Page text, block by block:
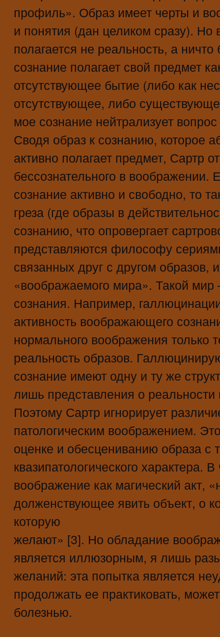
профиль». Образ имеет черты и
и понятия (дан целиком сразу). Но
полагается не реальность, а
сознание полагает свой предмет
отсутствующее бытие (либо как
отсутствующее, либо
мое сознание нейтрализует
Сводя образ к сознанию, которое
активно полагает предмет, Сартр
бессознательного в
сознание активно и свободно, то
греза (где образы в
сознанию, что опровергает
представляются философу
связанных друг с другом образов,
«воображаемого мира». Такой
сознания. Например,
активность воображающего
нормального воображения только
реальность образов.
сознание имеют одну и ту же
лишь представления о
Поэтому Сартр игнорирует
патологическим воображением.
оценке и обесцениванию образа с
квазипатологического характера.
воображение как магический акт,
долженствующее явить объект, о
которую
желают» [3]. Но обладание
является иллюзорным, я лишь
желаний: эта попытка является
продолжать ее практиковать,
болезнью.